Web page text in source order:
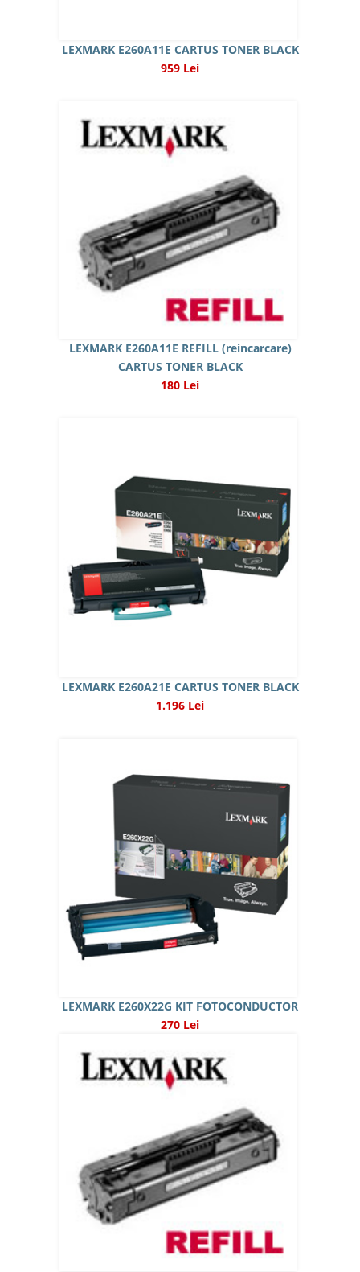
LEXMARK E260A11E CARTUS TONER BLACK
959 Lei
LEXMARK E260A11E REFILL (reincarcare)
CARTUS TONER BLACK
180 Lei
LEXMARK E260A21E CARTUS TONER BLACK
1.196 Lei
LEXMARK E260X22G KIT FOTOCONDUCTOR
270 Lei